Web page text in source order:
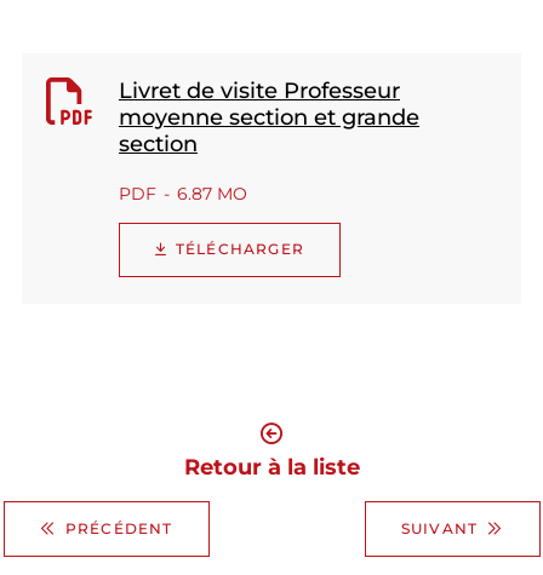
Livret de visite Professeur
moyenne section et grande
section
PDF 6.87 MO
TÉLÉCHARGER
PRÉCÉDENT
Retour à la liste
SUIVANT